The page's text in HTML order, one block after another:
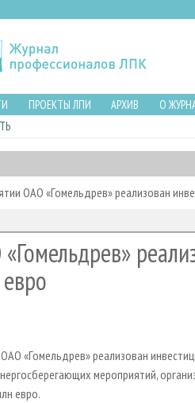
ПРОЕКТЫ ЛПИ АРХИВ О
ОАО «Гомельдрев» реализован
«Гомельдрев» реализован
мероприятий,
евро.